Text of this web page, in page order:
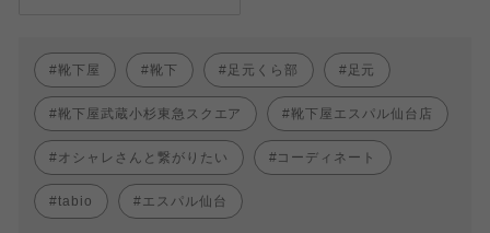
靴下屋 靴下 足元くら部 足元
靴下屋武蔵小杉東急スクエア 靴下屋エスパル仙台店
オシャレさんと繋がりたい コーディネート
tabio エスパル仙台